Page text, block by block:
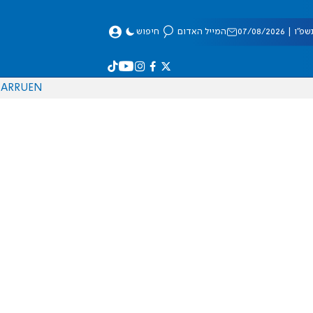
08/2026 המייל האדום חיפוש
EN
RU
AR